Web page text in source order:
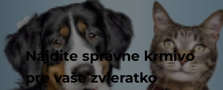
Nájdite správne krmivo
pre vaše zvieratko